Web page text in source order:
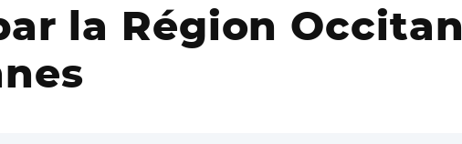
la Région